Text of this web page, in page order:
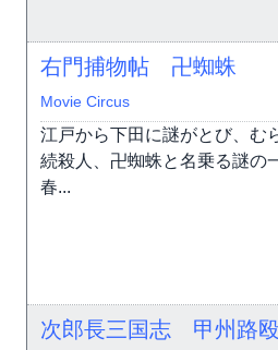
右門捕物帖 卍蜘蛛
Movie Circus
江戸から下田に謎がとび、む
続殺人、卍蜘蛛と名乗る謎の
春...
次郎長三国志 甲州路